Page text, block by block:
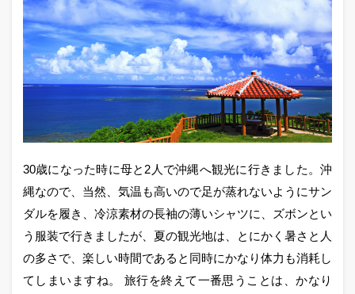
30歳になった時に母と2人で沖縄へ観光に行きました。沖
縄なので、当然、気温も高いので足が蒸れないようにサン
ダルを履き、冷涼素材の長袖の薄いシャツに、ズボンとい
う服装で行きましたが、夏の観光地は、とにかく暑さと人
の多さで、楽しい時間であると同時にかなり体力も消耗し
てしまいますね。 旅行を終えて一番思うことは、かなり